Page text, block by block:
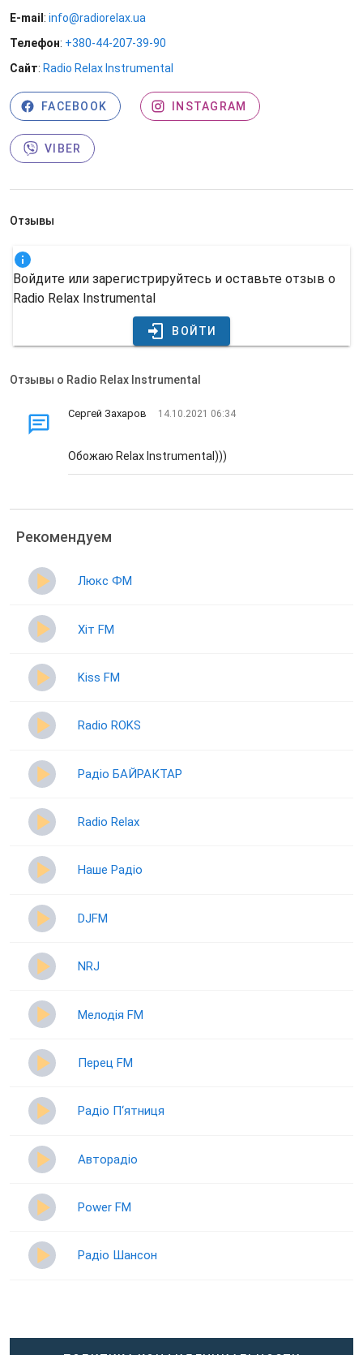
E-mail : info@radiorelax.ua
Телефон: +380-44-207-39-90
Сайт: Radio Relax Instrumental
FACEBOOK INSTAGRAM
VIBER
Отзывы
Войдите или зарегистрируйтесь и оставьте отзыв о
Radio Relax Instrumental
ВОЙТИ
Отзывы о Radio Relax Instrumental
Сергей Захаров 14.10.2021 06:34
Обожаю Relax Instrumental)))
Рекомендуем
Люкс ФМ
Хіт FM
Kiss FM
Radio ROKS
Радіо БАЙРАКТАР
Radio Relax
Наше Радіо
DJFM
NRJ
Мелодія FM
Перец FM
Радіо П‘ятниця
Авторадіо
Power FM
Радіо Шансон